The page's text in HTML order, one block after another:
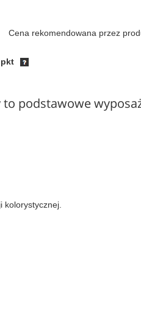
Cena rekomendowana przez
podstawowe
kolorystycznej.